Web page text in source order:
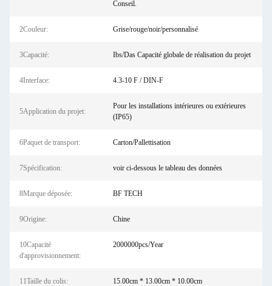
Conseil.
2Couleur: Grise/rouge/noir/personnalisé
3Capacité: Ibs/Das Capacité globale de réalisation du projet
4Interface: 4.3-10 F / DIN-F
5Application du projet:
Pour les installations intérieures ou extérieures
(IP65)
6Paquet de transport: Carton/Pallettisation
7Spécification: voir ci-dessous le tableau des données
8Marque déposée: BF TECH
9Origine: Chine
10Capacité
d'approvisionnement:
2000000pcs/Year
11Taille du colis: 15.00cm * 13.00cm * 10.00cm